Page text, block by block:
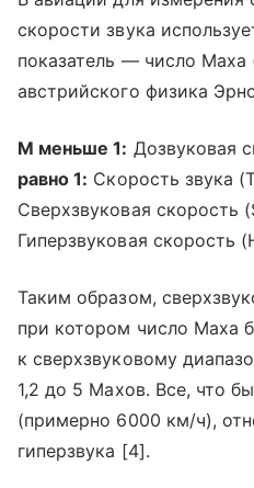
скорости звука
показатель — число Маха
австрийского физика
М меньше 1: Дозвуковая
равно 1: Скорость звука
Сверхзвуковая скорость
Гиперзвуковая скорость
Таким образом,
при котором число Маха
к сверхзвуковому
1,2 до 5 Махов. Все, что
(примерно 6000 км/ч),
гиперзвука [4].